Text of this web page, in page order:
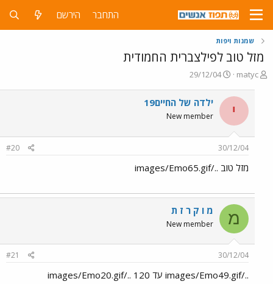
התחבר הירשם
שמנות ויפות
מזל טוב לפילצברית החמודית
פ
matyc
פ
ס
ם
ת
א
י
29/12/04
י ילדה של החיים19
New member
30/12/04
#20
מזל טוב ../images/Emo65.gif
מ מ ו ק ר ז ת
New member
30/12/04
#21
../images/Emo49.gif עד 120 ../images/Emo20.gif